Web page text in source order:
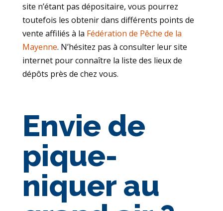
site n’étant pas dépositaire, vous pourrez
toutefois les obtenir dans différents points de
vente affiliés à la Fédération de Pêche de la
Mayenne. N’hésitez pas à consulter leur site
internet pour connaître la liste des lieux de
dépôts près de chez vous.
Envie de
pique-
niquer au